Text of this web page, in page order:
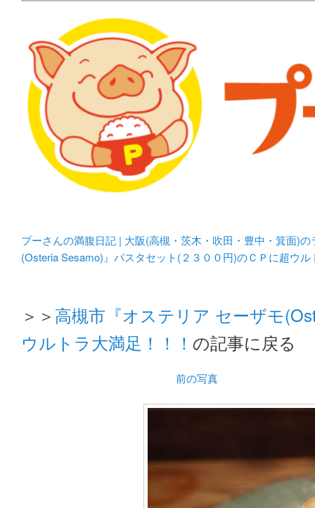
プーさんの満腹日記 |
豊中・箕面)のランチ＆
化してます。
プーさんの満腹日記 | 大阪(高槻・茨木・吹田・豊中・箕面)
(Osteria Sesamo)』パスタセット(２３００円)のＣＰに超ウ
＞＞ 高槻市『オステリア セーザモ
ウルトラ大満足！！！ の記事に戻る
前の写真